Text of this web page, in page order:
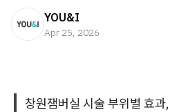
YOU&I
Apr 25, 2026
창원잼버실 시술 부위별 효과,